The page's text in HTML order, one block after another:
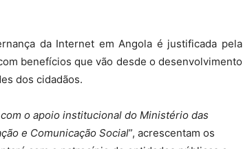
da Internet em Angola é justificada pela
benefícios que vão desde o desenvolvimento
dos cidadãos.
o apoio institucional do Ministério das
e Comunicação Social”, acrescentam os